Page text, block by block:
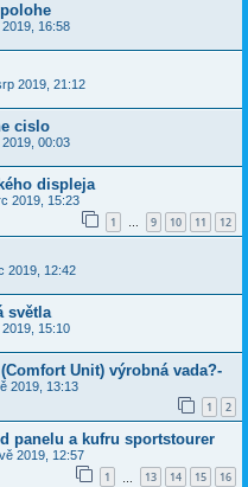
16:58
2019, 21:12
cislo
00:03
displeja
2019, 15:23
1 … 9 10 11 12
2019, 12:42
světla
15:10
Unit) výrobná vada?-
2019, 13:13
1 2
panelu a kufru sportstourer
2019, 12:57
1 13 14 15 16